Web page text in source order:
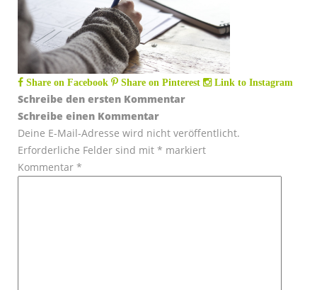
Share on Facebook Share on Pinterest Link to Instagram
Schreibe den ersten Kommentar
Schreibe einen Kommentar
Deine E-Mail-Adresse wird nicht veröffentlicht.
Erforderliche Felder sind mit * markiert
Kommentar *